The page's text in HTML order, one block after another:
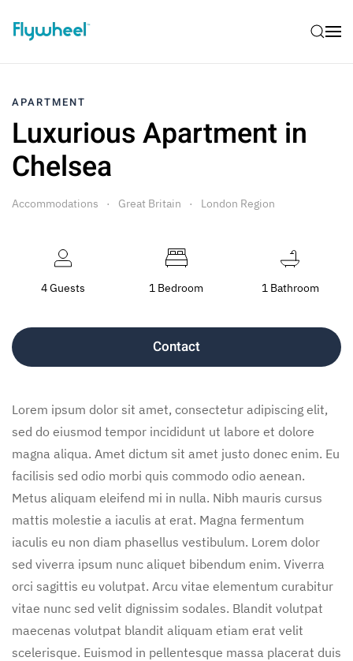
APARTMENT
Luxurious Apartment in
Chelsea
Accommodations Great Britain London Region
4 Guests 1 Bedroom 1 Bathroom
Contact
Lorem ipsum dolor sit amet, consectetur adipiscing elit,
sed do eiusmod tempor incididunt ut labore et dolore
magna aliqua. Amet dictum sit amet justo donec enim. Eu
facilisis sed odio morbi quis commodo odio aenean.
Metus aliquam eleifend mi in nulla. Nibh mauris cursus
mattis molestie a iaculis at erat. Magna fermentum
iaculis eu non diam phasellus vestibulum. Lorem dolor
sed viverra ipsum nunc aliquet bibendum enim. Viverra
orci sagittis eu volutpat. Arcu vitae elementum curabitur
vitae nunc sed velit dignissim sodales. Blandit volutpat
maecenas volutpat blandit aliquam etiam erat velit
scelerisque. Euismod in pellentesque massa placerat duis